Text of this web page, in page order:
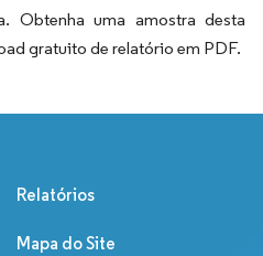
Obtenha uma amostra desta
gratuito de relatório em PDF.
Relatórios
Mapa do Site